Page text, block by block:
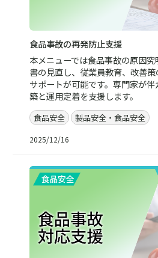
食品事故の再発防止支援
本メニューでは食品事故の原因
書の見直し、従業員教育、改善
サポートが可能です。専門家が
築と運用定着を支援します。
食品安全 製品安全・食品安全
2025/12/16